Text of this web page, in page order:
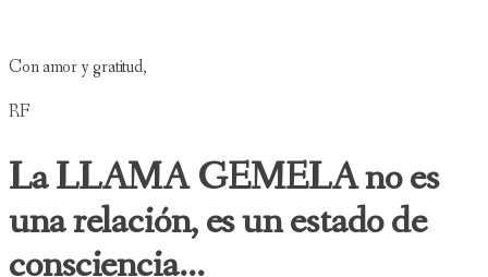
Con amor y gratitud,
RF
La LLAMA GEMELA no es
una relación, es un estado de
consciencia...